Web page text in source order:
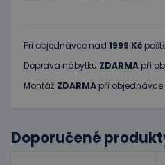
Pri objednávce nad 1999 Kč
Doprava nábytku ZDARMA při
Montáž ZDARMA při objednávce
Doporučené